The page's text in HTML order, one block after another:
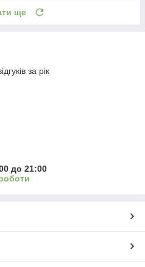
ще
за рік
до 21:00